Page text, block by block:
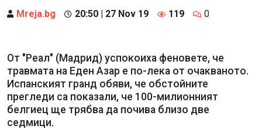
Mreja.bg 20:50 | 27 Nov 19 119 0
От "Реал" (Мадрид) успокоиха феновете, че
травмата на Еден Азар е по-лека от очакваното.
Испанският гранд обяви, че обстойните
прегледи са показали, че 100-милионният
белгиец ще трябва да почива близо две
седмици.